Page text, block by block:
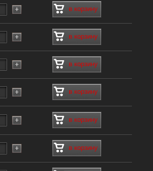
в корзину
в корзину
в корзину
в корзину
в корзину
в корзину